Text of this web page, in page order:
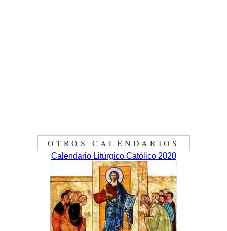
OTROS CALENDARIOS
Calendario Litúrgico Católico 2020